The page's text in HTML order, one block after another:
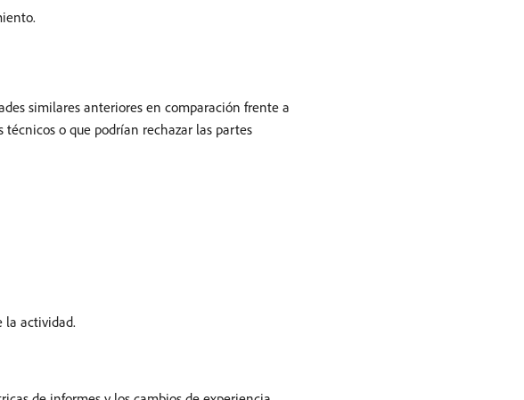
similares anteriores en comparación frente a
o que podrían rechazar las partes
la actividad.